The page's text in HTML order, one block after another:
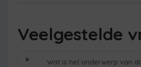
Veelgestelde
Wat is het onderwerp van